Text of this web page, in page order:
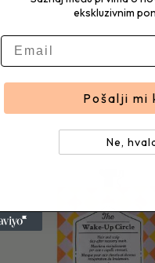
ekskluzivnim
E-mail
Pošalji mi
Ne,